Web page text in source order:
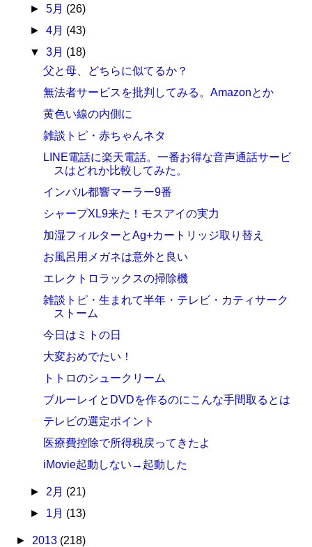
► 5月 (26)
► 4月 (43)
▼ 3月 (18)
父と母、どちらに似てるか？
無法者サービスを批判してみる。Amazonとか
黄色い線の内側に
雑談トピ・赤ちゃんネタ
LINE電話に楽天電話。一番お得な音声通話サービ
スはどれか比較してみた。
インバル都響マーラー9番
シャープXL9来た！モスアイの実力
加湿フィルターとAg+カートリッジ取り替え
お風呂用メガネは意外と良い
エレクトロラックスの掃除機
雑談トピ・生まれて半年・テレビ・カティサーク
ストーム
今日はミトの日
大変おめでたい！
トトロのシュークリーム
ブルーレイとDVDを作るのにこんな手間取るとは
テレビの選定ポイント
医療費控除で所得税戻ってきたよ
iMovie起動しない→起動した
► 2月 (21)
► 1月 (13)
► 2013 (218)